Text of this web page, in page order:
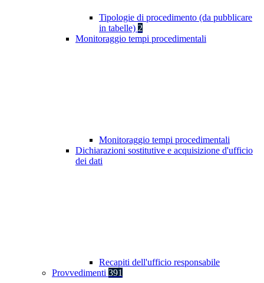
Tipologie di procedimento (da pubblicare
in tabelle) 2
Monitoraggio tempi procedimentali
Monitoraggio tempi procedimentali
Dichiarazioni sostitutive e acquisizione d'ufficio
dei dati
Recapiti dell'ufficio responsabile
Provvedimenti 391